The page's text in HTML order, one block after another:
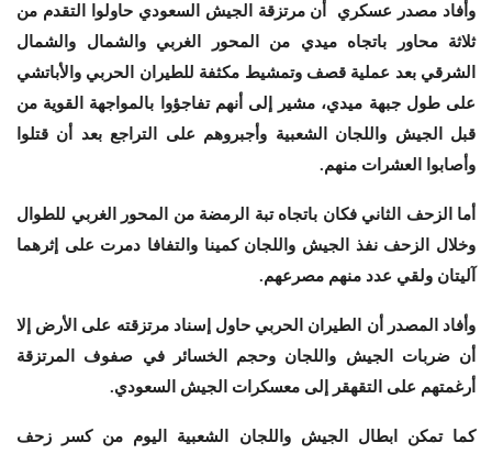
وأفاد مصدر عسكري أن مرتزقة الجيش السعودي حاولوا التقدم من
ثلاثة محاور باتجاه ميدي من المحور الغربي والشمال والشمال
الشرقي بعد عملية قصف وتمشيط مكثفة للطيران الحربي والأباتشي
على طول جبهة ميدي، مشير إلى أنهم تفاجؤوا بالمواجهة القوية من
قبل الجيش واللجان الشعبية وأجبروهم على التراجع بعد أن قتلوا
وأصابوا العشرات منهم.
أما الزحف الثاني فكان باتجاه تبة الرمضة من المحور الغربي للطوال
وخلال الزحف نفذ الجيش واللجان كمينا والتفافا دمرت على إثرهما
آليتان ولقي عدد منهم مصرعهم.
وأفاد المصدر أن الطيران الحربي حاول إسناد مرتزقته على الأرض إلا
أن ضربات الجيش واللجان وحجم الخسائر في صفوف المرتزقة
أرغمتهم على التقهقر إلى معسكرات الجيش السعودي.
كما تمكن ابطال الجيش واللجان الشعبية اليوم من كسر زحف